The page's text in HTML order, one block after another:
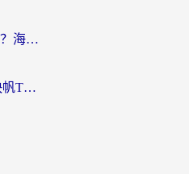
ChickCN和海外回国好用吗？海外党2026亲测：从手游到影音，选对加速器的3个关键
海外党必看：雷神手游和快帆TV版好用吗？3步选对回国加速器不踩坑